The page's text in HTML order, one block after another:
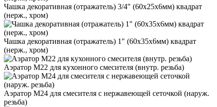
Чашка декоративная (отражатель) 3/4" (60х25х6мм) квадрат
(нерж., хром)
Чашка декоративная (отражатель) 1" (60х35х6мм) квадрат
(нерж., хром)
Аэратор М22 для кухонного смесителя (внутр. резьба)
Аэратор М24 для смесителя с нержавеющей сеточкой (наруж.
резьба)